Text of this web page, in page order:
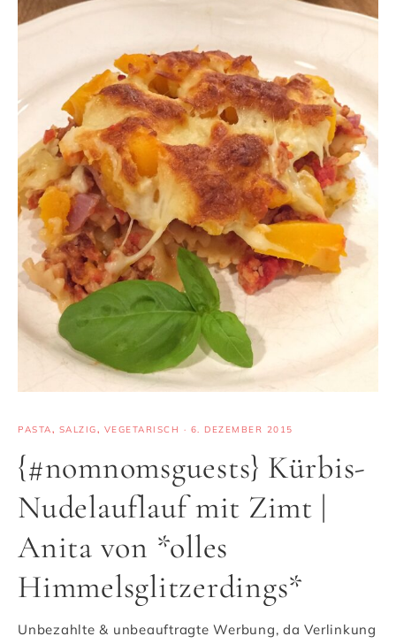
PASTA, SALZIG, VEGETARISCH · 6. DEZEMBER 2015
{#nomnomsguests} Kürbis-
Nudelauflauf mit Zimt |
Anita von *olles
Himmelsglitzerdings*
Unbezahlte & unbeauftragte Werbung, da Verlinkung